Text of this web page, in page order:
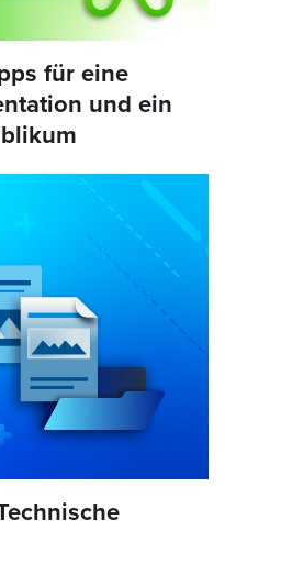
für eine
und ein